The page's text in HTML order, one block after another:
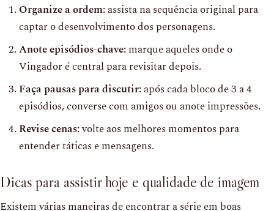
Organize a ordem:assista na sequência original para
captar o desenvolvimento dos personagens.
Anote episódios-chave:marque aqueles onde o
Vingador é central para revisitar depois.
Faça pausas para discutir:após cada bloco de 3 a 4
episódios, converse com amigos ou anote impressões.
Revise cenas:volte aos melhores momentos para
entender táticas e mensagens.
Dicas para assistir hoje e qualidade de imagem
Existem várias maneiras de encontrar a série em boas